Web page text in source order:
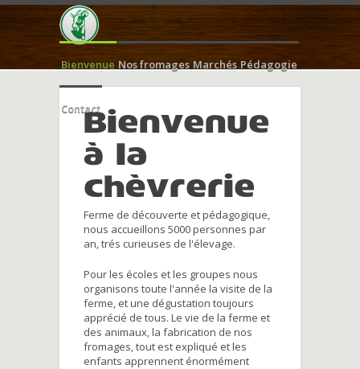
Bienvenue Nos fromages Marchés Pédagogie
ContactBienvenue
à la
chèvrerie
Ferme de découverte et pédagogique,
nous accueillons 5000 personnes par
an, trés curieuses de l'élevage.
Pour les écoles et les groupes nous
organisons toute l'année la visite de la
ferme, et une dégustation toujours
apprécié de tous. Le vie de la ferme et
des animaux, la fabrication de nos
fromages, tout est expliqué et les
enfants apprennent énormément